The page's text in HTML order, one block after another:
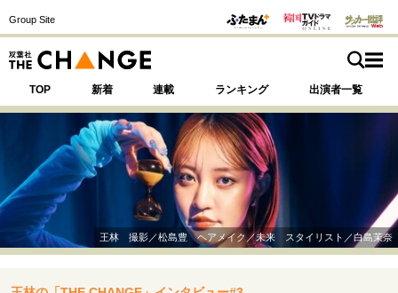
Group Site
TOP 新着 連載 ランキング 出演者一覧
SPECIAL 注目の記事テーマで探す
王林 撮影／松島豊 ヘアメイク／未来 スタイリスト／白島茉奈